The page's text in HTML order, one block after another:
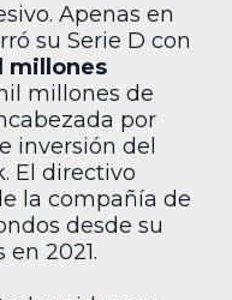
Apenas en
su Serie D con
millones
millones de
por
inversión del
El directivo
la compañía de
desde su
2021.